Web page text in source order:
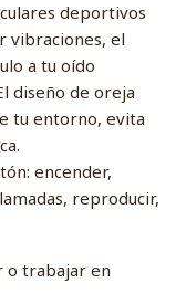
deportivos
vibraciones, el
a tu oído
diseño de oreja
tu entorno, evita
encender,
reproducir,
o trabajar en